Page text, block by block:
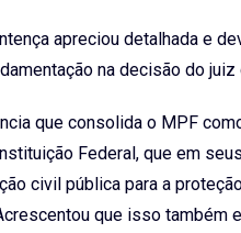
apreciou detalhada e
na decisão do juiz
que consolida o MPF
Federal, que em
civil pública para a
que isso também